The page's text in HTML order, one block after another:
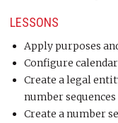
LESSONS
Apply purposes
Configure
Create a legal
number sequences
Create a number